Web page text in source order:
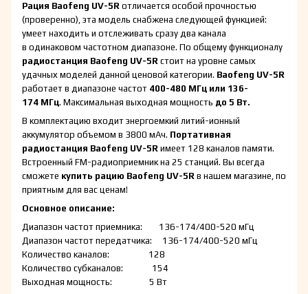
Рация Baofeng UV-5R отличается особой прочностью
(проверенно), эта модель снабжена следующей функцией:
умеет находить и отслеживать сразу два канала
в одинаковом частотном диапазоне. По общему функционалу
радиостанция Baofeng UV-5R стоит на уровне самых
удачных моделей данной ценовой категории. Baofeng UV-5R
работает в диапазоне частот 400-480 МГц или 136-
174 МГц. Максимальная выходная мощность до 5 Вт.
В комплектацию входит энергоемкий литий-ионный
аккумулятор объемом в 3800 мАч. Портативная
радиостанция Baofeng UV-5R имеет 128 каналов памяти.
Встроенный FM-радиоприемник на 25 станций. Вы всегда
сможете купить рацию Baofeng UV-5R в нашем магазине, по
приятным для вас ценам!
Основное описание:
Диапазон частот приемника: 136-174/400-520 мГц
Диапазон частот передатчика: 136-174/400-520 мГц
Количество каналов: 128
Количество субканалов: 154
Выходная мощность: 5 Вт